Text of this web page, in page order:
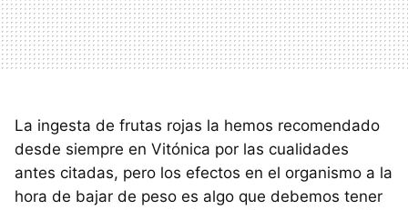
La ingesta de frutas rojas la hemos recomendado
desde siempre en Vitónica por las cualidades
antes citadas, pero los efectos en el organismo a la
hora de bajar de peso es algo que debemos tener